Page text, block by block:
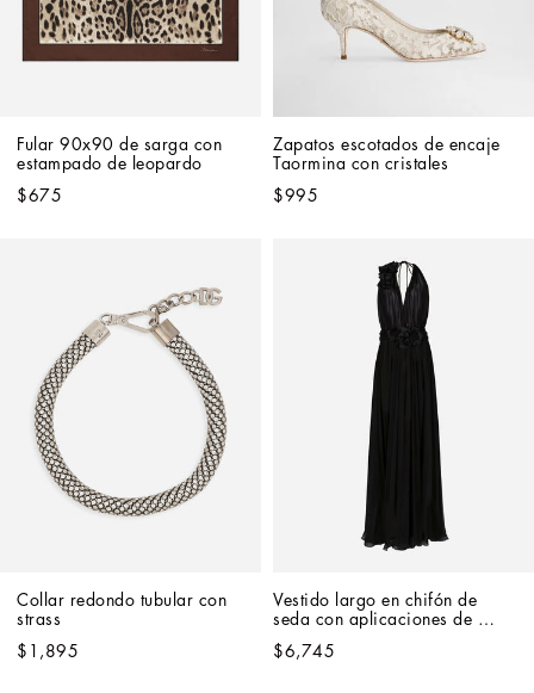
Fular 90x90 de sarga con
estampado de leopardo
$675
Zapatos escotados de encaje
Taormina con cristales
$995
Collar redondo tubular con
strass
$1,895
Vestido largo en chifón de
seda con aplicaciones de
$6,745